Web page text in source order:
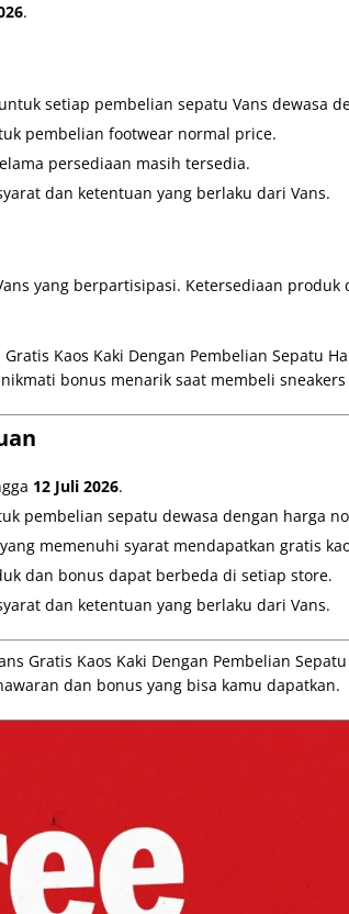
.
setiap pembelian sepatu Vans dewasa
pembelian footwear normal price.
persediaan masih tersedia.
dan ketentuan yang berlaku dari Vans.
yang berpartisipasi. Ketersediaan
Kaos Kaki Dengan Pembelian Sepatu
bonus menarik saat membeli
12 Juli 2026.
pembelian sepatu dewasa dengan harga
memenuhi syarat mendapatkan gratis
dan bonus dapat berbeda di setiap store.
dan ketentuan yang berlaku dari Vans.
Gratis Kaos Kaki Dengan Pembelian
dan bonus yang bisa kamu dapatkan.